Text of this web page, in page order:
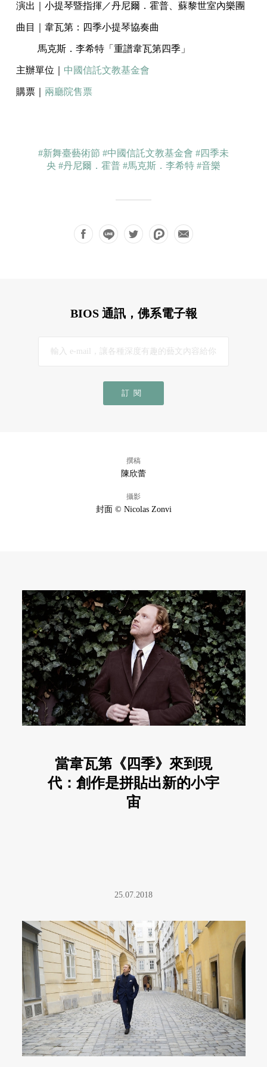
演出｜小提琴暨指揮／丹尼爾．霍普、蘇黎世室內樂團
曲目｜韋瓦第：四季小提琴協奏曲
馬克斯．李希特「重譜韋瓦第四季」
主辦單位｜ 中國信託文教基金會
購票｜ 兩廳院售票
#新舞臺藝術節 #中國信託文教基金會 #四季未
央 #丹尼爾．霍普 #馬克斯．李希特 #音樂
BIOS 通訊，佛系電子報
訂閱
撰稿
陳欣蕾
攝影
封面 © Nicolas Zonvi
當韋瓦第《四季》來到現
代：創作是拼貼出新的小宇
宙
25.07.2018